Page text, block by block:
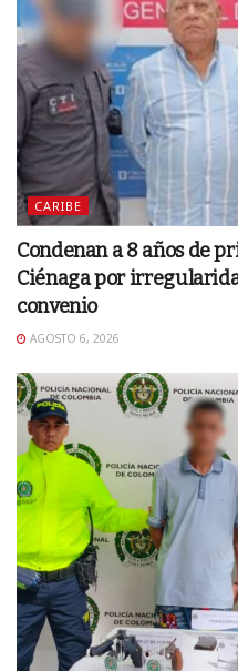
CARIBE
Condenan a 8 años de
Ciénaga por
convenio
AGOSTO 6, 2026